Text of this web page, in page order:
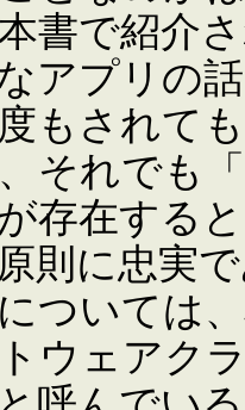
書で紹介
アプリの
もされて
それでも
存在する
則に忠実
ついては
トウェアク